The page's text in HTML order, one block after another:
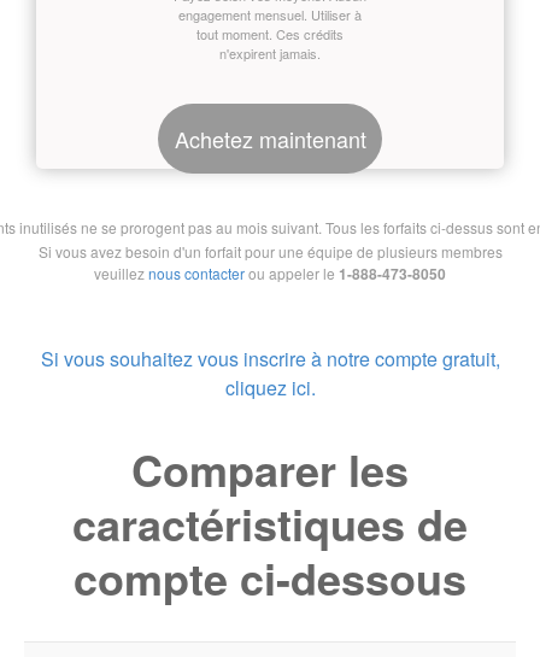
engagement mensuel. Utiliser à
tout moment. Ces crédits
n'expirent jamais.
Achetez maintenant
inutilisés ne se prorogent pas au mois suivant. Tous les forfaits ci-dessus sont
Si vous avez besoin d'un forfait pour une équipe de plusieurs membres
veuilleznous contacterou appeler le 1-888-473-8050
Si vous souhaitez vous inscrire à notre compte gratuit,
cliquez ici.
Comparer les
caractéristiques de
compte ci-dessous